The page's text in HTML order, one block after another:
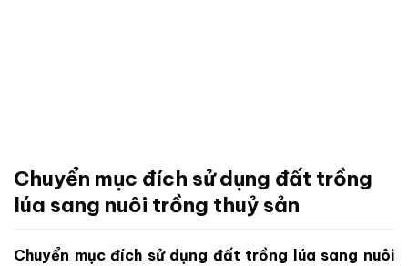
Chuyển mục đích sử dụng đất trồng
lúa sang nuôi trồng thuỷ sản
Chuyển mục đích sử dụng đất trồng lúa sang nuôi